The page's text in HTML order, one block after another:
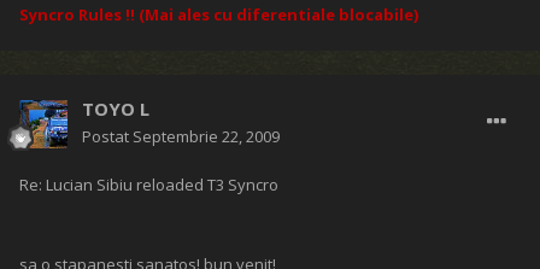
Syncro Rules !! (Mai ales cu diferentiale blocabile)
TOYO L
Postat Septembrie 22, 2009
Re: Lucian Sibiu reloaded T3 Syncro
sa o stapanesti sanatos! bun venit!